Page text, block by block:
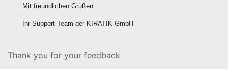
Mit freundlichen Grüßen
Ihr Support-Team der KIRATIK GmbH
Thank you for your feedback